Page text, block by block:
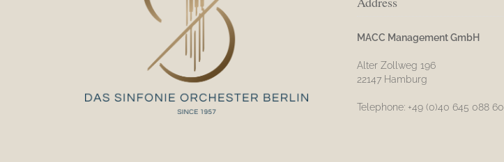
MACC Management GmbH
Alter Zollweg 196
22147 Hamburg
Telephone: +49 (0)40 645 088 60